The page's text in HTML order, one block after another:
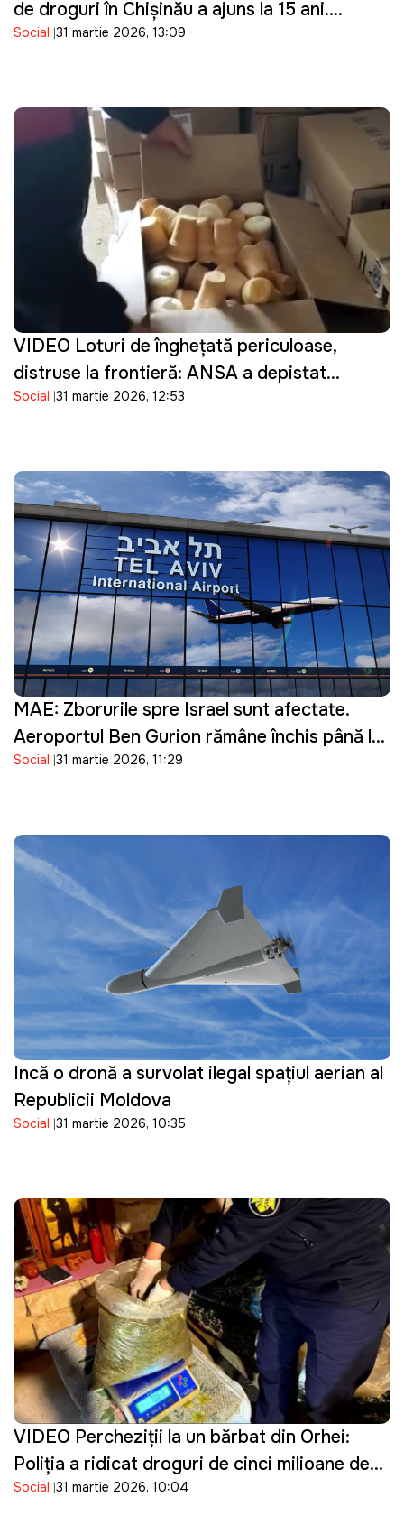
de droguri în Chișinău a ajuns la 15 ani.
Guvernarea cu ce se ocupă?"
Social 31 martie 2026, 13:09
VIDEO Loturi de înghețată periculoase,
distruse la frontieră: ANSA a depistat
bacterii în produsele importate
Social 31 martie 2026, 12:53
MAE: Zborurile spre Israel sunt afectate.
Aeroportul Ben Gurion rămâne închis până la
16 aprilie
Social 31 martie 2026, 11:29
Incă o dronă a survolat ilegal spațiul aerian al
Republicii Moldova
Social 31 martie 2026, 10:35
VIDEO Percheziţii la un bărbat din Orhei:
Poliţia a ridicat droguri de cinci milioane de
lei
Social 31 martie 2026, 10:04